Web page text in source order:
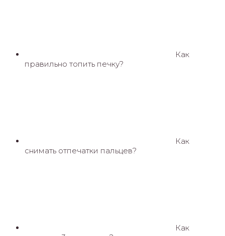
Как
правильно топить печку?
Как
снимать отпечатки пальцев?
Как